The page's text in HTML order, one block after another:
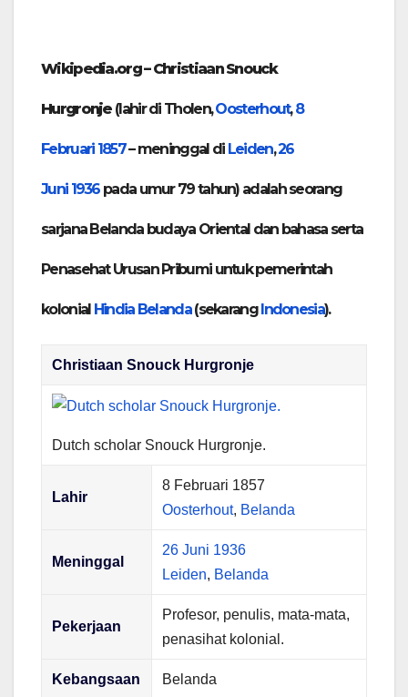
Wikipedia.org – Christiaan Snouck
Hurgronje(lahir di Tholen,Oosterhout,8
Februari 1857– meninggal di Leiden,26
Juni 1936pada umur 79 tahun) adalah seorang
sarjana Belanda budaya Oriental dan bahasa serta
Penasehat Urusan Pribumi untuk pemerintah
kolonial Hindia Belanda(sekarang Indonesia).
Christiaan Snouck Hurgronje
Dutch scholar Snouck Hurgronje.
Lahir
8 Februari 1857
Oosterhout, Belanda
Meninggal
26 Juni 1936
Leiden, Belanda
Pekerjaan
Profesor, penulis, mata-mata,
penasihat kolonial.
Kebangsaan Belanda